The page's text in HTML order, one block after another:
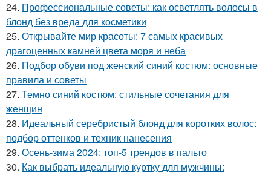
24. Профессиональные советы: как осветлять волосы в
блонд без вреда для косметики
25. Открывайте мир красоты: 7 самых красивых
драгоценных камней цвета моря и неба
26. Подбор обуви под женский синий костюм: основные
правила и советы
27. Темно синий костюм: стильные сочетания для
женщин
28. Идеальный серебристый блонд для коротких волос:
подбор оттенков и техник нанесения
29. Осень-зима 2024: топ-5 трендов в пальто
30. Как выбрать идеальную куртку для мужчины: